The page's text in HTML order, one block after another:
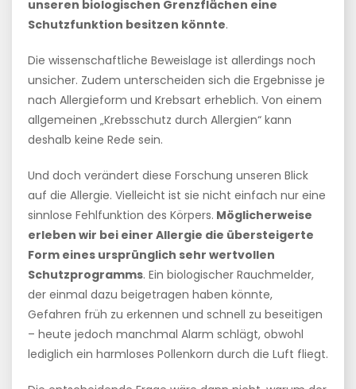
unseren biologischen Grenzflächen eine
Schutzfunktion besitzen könnte.
Die wissenschaftliche Beweislage ist allerdings noch
unsicher. Zudem unterscheiden sich die Ergebnisse je
nach Allergieform und Krebsart erheblich. Von einem
allgemeinen „Krebsschutz durch Allergien“ kann
deshalb keine Rede sein.
Und doch verändert diese Forschung unseren Blick
auf die Allergie. Vielleicht ist sie nicht einfach nur eine
sinnlose Fehlfunktion des Körpers. Möglicherweise
erleben wir bei einer Allergie die übersteigerte
Form eines ursprünglich sehr wertvollen
Schutzprogramms. Ein biologischer Rauchmelder,
der einmal dazu beigetragen haben könnte,
Gefahren früh zu erkennen und schnell zu beseitigen
– heute jedoch manchmal Alarm schlägt, obwohl
lediglich ein harmloses Pollenkorn durch die Luft fliegt.